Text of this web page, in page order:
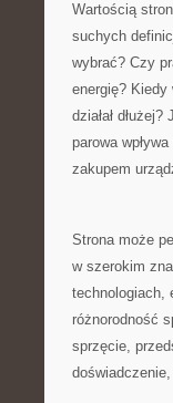
Wartością
suchych
wybrać? Czy
energię?
działał
parowa
zakupem
Strona może
w szerokim
technologiach,
różnorodność
sprzęcie,